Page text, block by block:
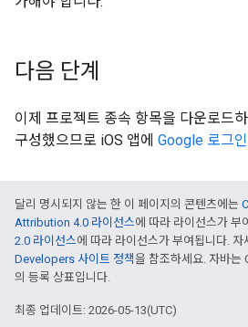
다음 단계
이제 프로젝트 종속 항목을 다운로드
구성했으므로 iOS 앱에 Google 로그인
달리 명시되지 않는 한 이 페이지의 콘텐츠에는
Attribution 4.0 라이선스에 따라 라이선스가 부
2.0 라이선스에 따라 라이선스가 부여됩니다. 자
Developers 사이트 정책을 참조하세요. 자바
의 등록 상표입니다.
최종 업데이트: 2026-05-13(UTC)